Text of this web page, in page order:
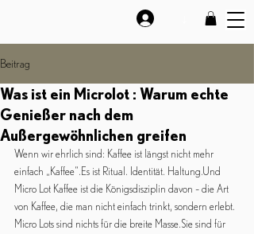
Beitrag
Was ist ein Microlot : Warum echte
Genießer nach dem
Außergewöhnlichen greifen
Wenn wir ehrlich sind: Kaffee ist längst nicht mehr
einfach „Kaffee“.Es ist Ritual. Identität. Haltung.Und
Micro Lot Kaffee ist die Königsdisziplin davon – die Art
von Kaffee, die man nicht einfach trinkt, sondern erlebt.
Micro Lots sind nichts für die breite Masse.Sie sind für